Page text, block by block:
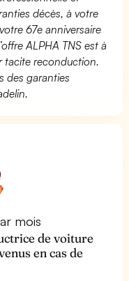
décès, à votre
67e anniversaire
ALPHA TNS est à
tacite reconduction.
des garanties
mois
de voiture
en cas de